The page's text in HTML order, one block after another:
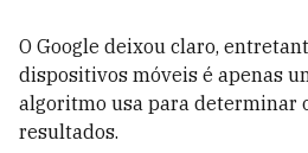
O Google deixou claro,
dispositivos móveis é apenas
algoritmo usa para determinar
resultados.